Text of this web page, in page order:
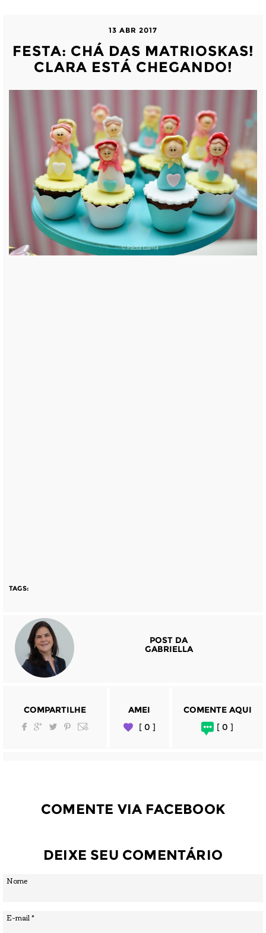
13 ABR 2017
FESTA: CHÁ DAS MATRIOSKAS!
CLARA ESTÁ CHEGANDO!
TAGS:
POST DA
GABRIELLA
COMPARTILHE
AMEI
[ 0 ]
COMENTE AQUI
[ 0 ]
COMENTE VIA FACEBOOK
DEIXE SEU COMENTÁRIO